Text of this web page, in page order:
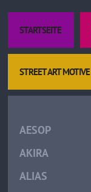
STARTSEITE
STREET ART MOTIVE
AESOP
AKIRA
ALIAS